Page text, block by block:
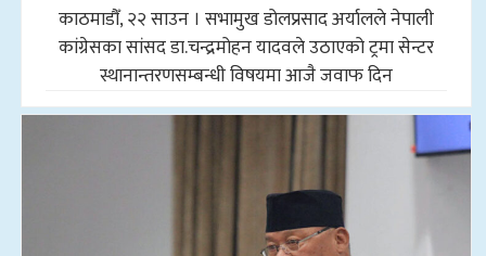
काठमाडौँ, २२ साउन । सभामुख डोलप्रसाद अर्यालले नेपाली
कांग्रेसका सांसद डा.चन्द्रमोहन यादवले उठाएको ट्रमा सेन्टर
स्थानान्तरणसम्बन्धी विषयमा आजै जवाफ दिन